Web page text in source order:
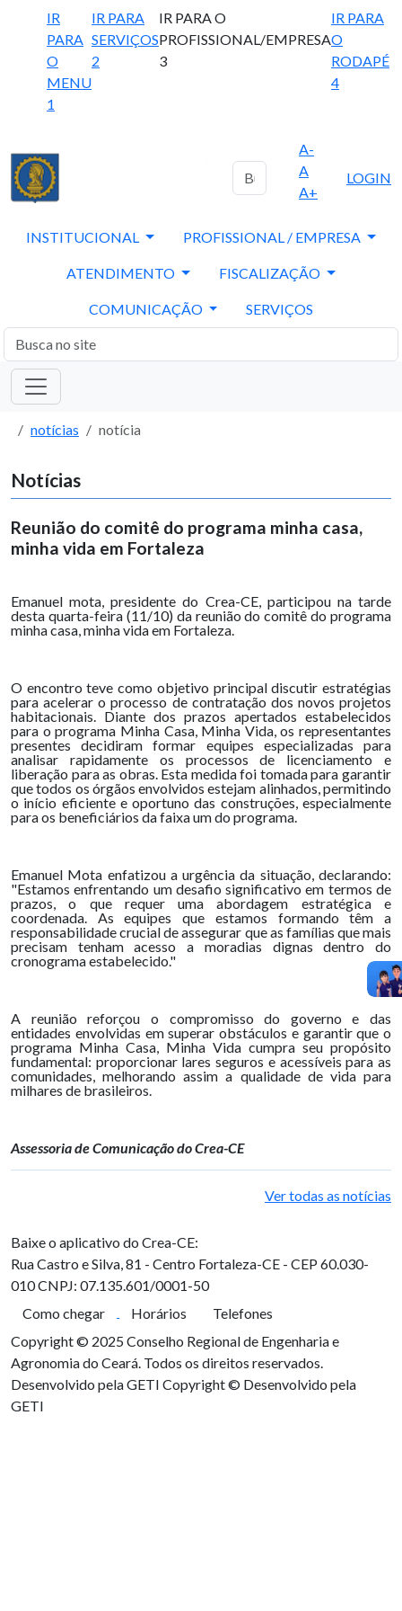
IR
PARA
O
MENU
1
IR PARA
SERVIÇOS
2
IR PARA O
PROFISSIONAL/EMPRESA
3
IR PARA
O
RODAPÉ
4
A-
A
A+
LOGIN
INSTITUCIONAL PROFISSIONAL / EMPRESA
ATENDIMENTO FISCALIZAÇÃO
COMUNICAÇÃO SERVIÇOS
notícias notícia
Notícias
Reunião do comitê do programa minha casa,
minha vida em Fortaleza
Emanuel mota, presidente do Crea-CE, participou na tarde
desta quarta-feira (11/10) da reunião do comitê do programa
minha casa, minha vida em Fortaleza.
O encontro teve como objetivo principal discutir estratégias
para acelerar o processo de contratação dos novos projetos
habitacionais. Diante dos prazos apertados estabelecidos
para o programa Minha Casa, Minha Vida, os representantes
presentes decidiram formar equipes especializadas para
analisar rapidamente os processos de licenciamento e
liberação para as obras. Esta medida foi tomada para garantir
que todos os órgãos envolvidos estejam alinhados, permitindo
o início eficiente e oportuno das construções, especialmente
para os beneficiários da faixa um do programa.
Emanuel Mota enfatizou a urgência da situação, declarando:
"Estamos enfrentando um desafio significativo em termos de
prazos, o que requer uma abordagem estratégica e
coordenada. As equipes que estamos formando têm a
responsabilidade crucial de assegurar que as famílias que mais
precisam tenham acesso a moradias dignas dentro do
cronograma estabelecido."
A reunião reforçou o compromisso do governo e das
entidades envolvidas em superar obstáculos e garantir que o
programa Minha Casa, Minha Vida cumpra seu propósito
fundamental: proporcionar lares seguros e acessíveis para as
comunidades, melhorando assim a qualidade de vida para
milhares de brasileiros.
Assessoria de Comunicação do Crea-CE
Ver todas as notícias
Baixe o aplicativo do Crea-CE:
Rua Castro e Silva, 81 - Centro Fortaleza-CE - CEP 60.030-
010CNPJ: 07.135.601/0001-50
Como chegar
Horários
Telefones
Copyright © 2025 Conselho Regional de Engenharia e
Agronomia do Ceará. Todos os direitos reservados.
Desenvolvido pela GETI Copyright © Desenvolvido pela
GETI